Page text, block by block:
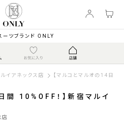
ーツブランド ONLY
イアネックス店 【マルコとマルオの14日間
間 10%OFF！】新宿マルイ
店